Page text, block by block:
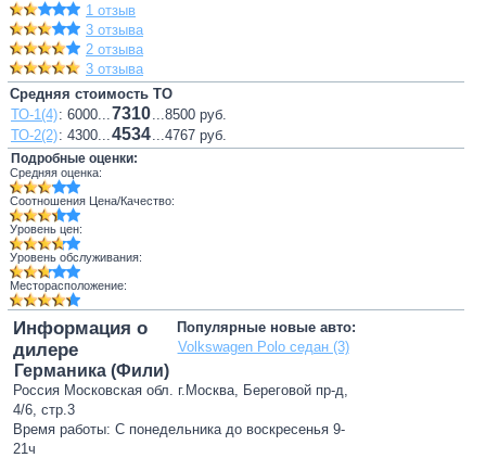
1 отзыв
3 отзыва
2 отзыва
3 отзыва
Средняя стоимость ТО
ТО-1(4): 6000...7310...8500 руб.
ТО-2(2): 4300...4534...4767 руб.
Подробные оценки:
Средняя оценка:
Соотношения Цена/Качество:
Уровень цен:
Уровень обслуживания:
Месторасположение:
Популярные новые авто:
Volkswagen Polo седан (3)
Информация о
дилере
Германика (Фили)
Россия Московская обл. г.Москва, Береговой пр-д,
4/6, стр.3
Время работы: С понедельника до воскресенья 9-
21ч